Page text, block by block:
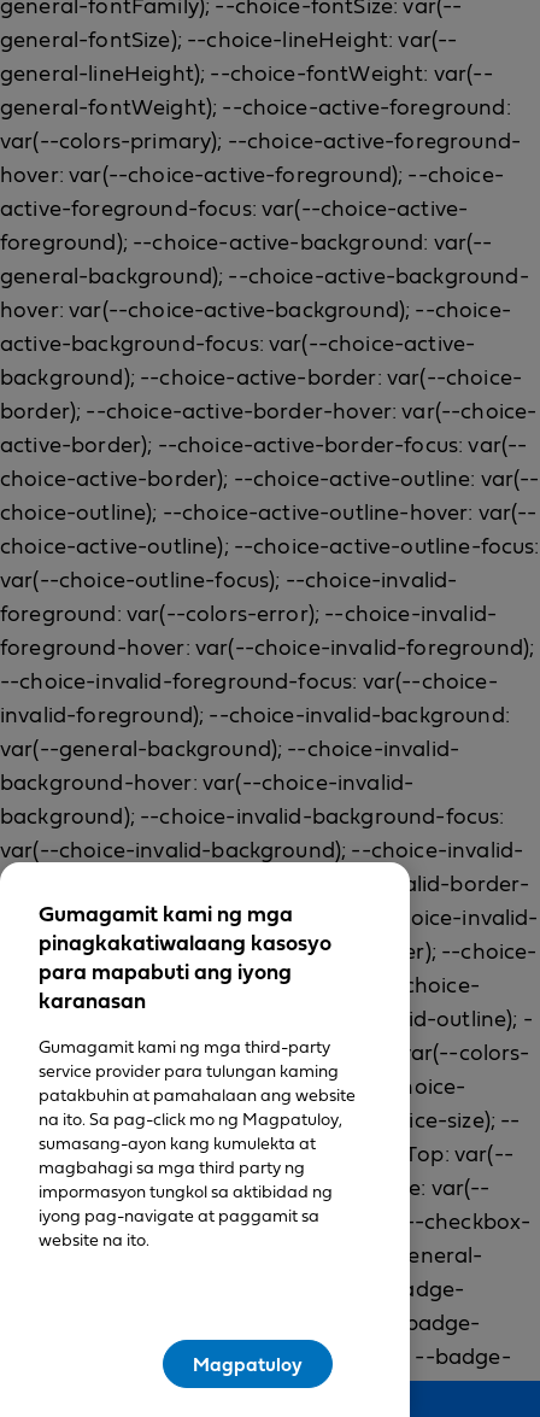
Gumagamit kami ng mga
pinagkakatiwalaang kasosyo
para mapabuti ang iyong
karanasan
Gumagamit kami ng mga third-party
service provider para tulungan kaming
patakbuhin at pamahalaan ang website
na ito. Sa pag-click mo ng Magpatuloy,
sumasang-ayon kang kumulekta at
magbahagi sa mga third party ng
impormasyon tungkol sa aktibidad ng
iyong pag-navigate at paggamit sa
website na ito.
Magpatuloy